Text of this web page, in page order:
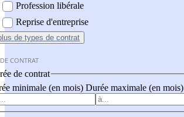
Profession libérale
Reprise d'entreprise
de types de contrat
CONTRAT
de contrat
minimale (en mois) Durée maximale (en mois)